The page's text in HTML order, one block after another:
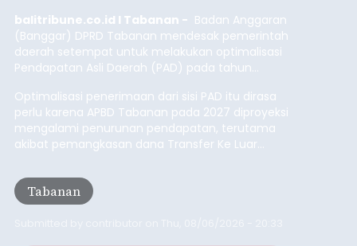
balitribune.co.id I Tabanan - Badan Anggaran
(Banggar) DPRD Tabanan mendesak pemerintah
daerah setempat untuk melakukan optimalisasi
Pendapatan Asli Daerah (PAD) pada tahun
Optimalisasi penerimaan dari sisi PAD itu dirasa
perlu karena APBD Tabanan pada 2027 diproyeksi
mengalami penurunan pendapatan, terutama
akibat pemangkasan dana Transfer Ke Luar
Tabanan